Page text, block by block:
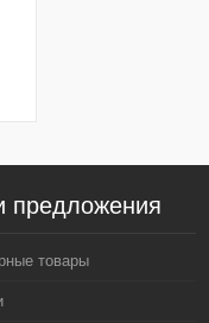
предложения
товары